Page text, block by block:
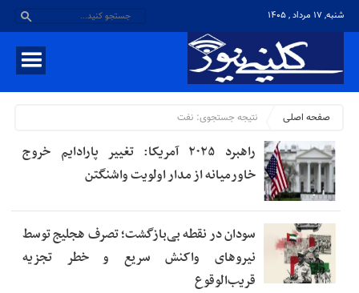
شنبه, ۱۷ مرداد , ۱۴۰۵
صفحه اصلی نتیجه جستجوی: نفت
راهبرد ۲۰۲۵ آمریکا: تغییر پارادایم خروج
خاورمیانه از مدار اولویت واشنگتن
سودان در نقطه بی‌بازگشت؛ تصرف هجلیج توسط
نیروهای واکنش سریع و خطر تجزیه
قریب‌الوقوع